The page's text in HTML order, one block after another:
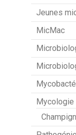
Jeunes
MicMac
Mycologie